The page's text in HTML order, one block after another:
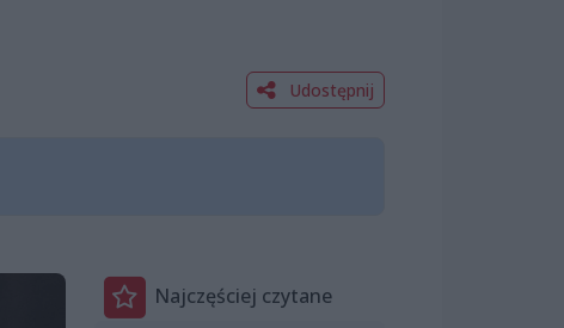
Udostępnij
Najczęściej czytane